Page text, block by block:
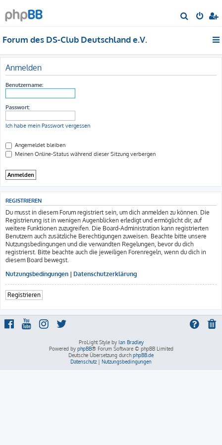
u
Forum des DS-Club Deutschland e.V.
Anmelden
Benutzername:
Passwort:
Ich habe mein Passwort vergessen
Angemeldet bleiben
Meinen Online-Status während dieser Sitzung verbergen
REGISTRIEREN
Du musst in diesem Forum registriert sein, um dich anmelden zu können. Die
Registrierung ist in wenigen Augenblicken erledigt und ermöglicht dir, auf
weitere Funktionen zuzugreifen. Die Board-Administration kann registrierten
Benutzern auch zusätzliche Berechtigungen zuweisen. Beachte bitte unsere
Nutzungsbedingungen und die verwandten Regelungen, bevor du dich
registrierst. Bitte beachte auch die jeweiligen Forenregeln, wenn du dich in
diesem Board bewegst.
Nutzungsbedingungen | Datenschutzerklärung
Registrieren
ProLight Style by Ian Bradley
Powered by phpBB® Forum Software © phpBB Limited
Deutsche Übersetzung durch phpBB.de
Datenschutz | Nutzungsbedingungen